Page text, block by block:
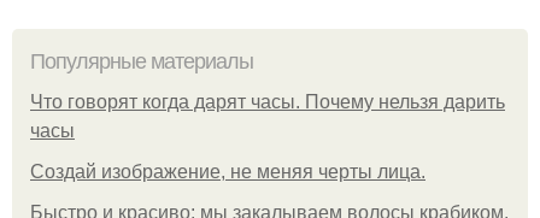
Популярные материалы
Что говорят когда дарят часы. Почему нельзя дарить
часы
Создай изображение, не меняя черты лица.
Быстро и красиво: мы закалываем волосы крабиком.